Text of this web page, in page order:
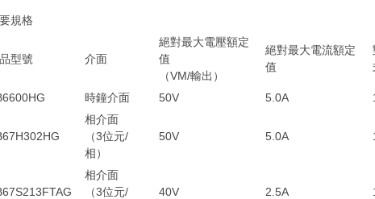
規格
型號 介面
絕對最大電壓額定
值
（VM/輸出）
絕對最大電流額定
值
時鐘介面 50V 5.0A
相介面
（3位元/
相）
50V 5.0A
相介面
（3位元/
40V 2.5A